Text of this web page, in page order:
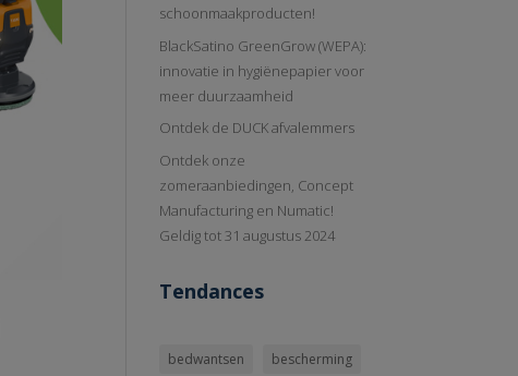
schoonmaakproducten!
BlackSatino GreenGrow (WEPA):
innovatie in hygiënepapier voor
meer duurzaamheid
Ontdek de DUCK afvalemmers
Ontdek onze
zomeraanbiedingen, Concept
Manufacturing en Numatic!
Geldig tot 31 augustus 2024
Tendances
bedwantsen
bescherming